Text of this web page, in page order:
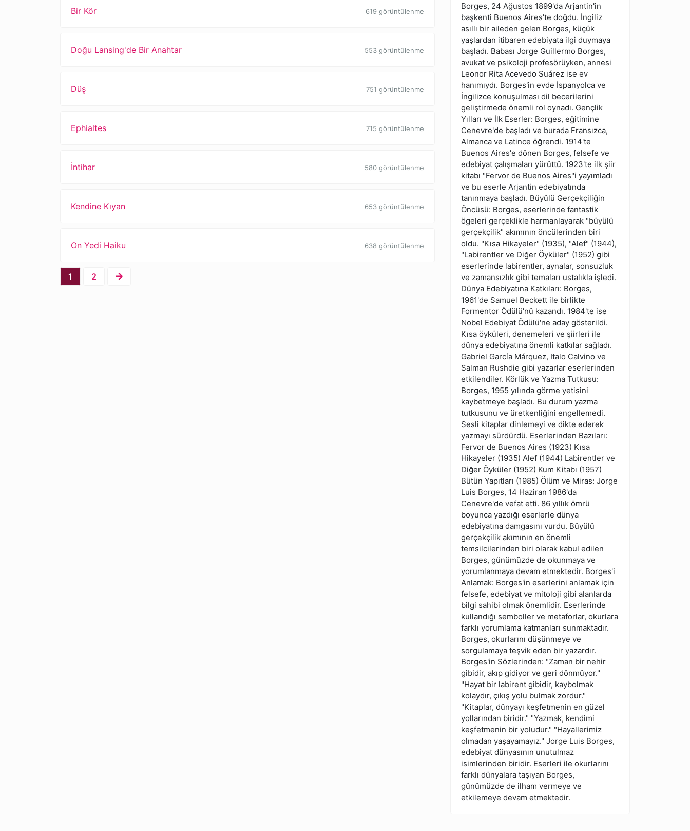
Bir Kör 619 görüntülenme
Doğu Lansing'de Bir Anahtar 553 görüntülenme
Düş 751 görüntülenme
Ephialtes 715 görüntülenme
İntihar 580 görüntülenme
Kendine Kıyan 653 görüntülenme
On Yedi Haiku 638 görüntülenme
1 2
Borges, 24 Ağustos 1899'da Arjantin'in
başkenti Buenos Aires'te doğdu. İngiliz
asıllı bir aileden gelen Borges, küçük
yaşlardan itibaren edebiyata ilgi duymaya
başladı. Babası Jorge Guillermo Borges,
avukat ve psikoloji profesörüyken, annesi
Leonor Rita Acevedo Suárez ise ev
hanımıydı. Borges'in evde İspanyolca ve
İngilizce konuşulması dil becerilerini
geliştirmede önemli rol oynadı. Gençlik
Yılları ve İlk Eserler: Borges, eğitimine
Cenevre'de başladı ve burada Fransızca,
Almanca ve Latince öğrendi. 1914'te
Buenos Aires'e dönen Borges, felsefe ve
edebiyat çalışmaları yürüttü. 1923'te ilk şiir
kitabı "Fervor de Buenos Aires"i yayımladı
ve bu eserle Arjantin edebiyatında
tanınmaya başladı. Büyülü Gerçekçiliğin
Öncüsü: Borges, eserlerinde fantastik
ögeleri gerçeklikle harmanlayarak "büyülü
gerçekçilik" akımının öncülerinden biri
oldu. "Kısa Hikayeler" (1935), "Alef" (1944),
"Labirentler ve Diğer Öyküler" (1952) gibi
eserlerinde labirentler, aynalar, sonsuzluk
ve zamansızlık gibi temaları ustalıkla işledi.
Dünya Edebiyatına Katkıları: Borges,
1961'de Samuel Beckett ile birlikte
Formentor Ödülü'nü kazandı. 1984'te ise
Nobel Edebiyat Ödülü'ne aday gösterildi.
Kısa öyküleri, denemeleri ve şiirleri ile
dünya edebiyatına önemli katkılar sağladı.
Gabriel García Márquez, Italo Calvino ve
Salman Rushdie gibi yazarlar eserlerinden
etkilendiler. Körlük ve Yazma Tutkusu:
Borges, 1955 yılında görme yetisini
kaybetmeye başladı. Bu durum yazma
tutkusunu ve üretkenliğini engellemedi.
Sesli kitaplar dinlemeyi ve dikte ederek
yazmayı sürdürdü. Eserlerinden Bazıları:
Fervor de Buenos Aires (1923) Kısa
Hikayeler (1935) Alef (1944) Labirentler ve
Diğer Öyküler (1952) Kum Kitabı (1957)
Bütün Yapıtları (1985) Ölüm ve Miras: Jorge
Luis Borges, 14 Haziran 1986'da
Cenevre'de vefat etti. 86 yıllık ömrü
boyunca yazdığı eserlerle dünya
edebiyatına damgasını vurdu. Büyülü
gerçekçilik akımının en önemli
temsilcilerinden biri olarak kabul edilen
Borges, günümüzde de okunmaya ve
yorumlanmaya devam etmektedir. Borges'i
Anlamak: Borges'in eserlerini anlamak için
felsefe, edebiyat ve mitoloji gibi alanlarda
bilgi sahibi olmak önemlidir. Eserlerinde
kullandığı semboller ve metaforlar, okurlara
farklı yorumlama katmanları sunmaktadır.
Borges, okurlarını düşünmeye ve
sorgulamaya teşvik eden bir yazardır.
Borges'in Sözlerinden: "Zaman bir nehir
gibidir, akıp gidiyor ve geri dönmüyor."
"Hayat bir labirent gibidir, kaybolmak
kolaydır, çıkış yolu bulmak zordur."
"Kitaplar, dünyayı keşfetmenin en güzel
yollarından biridir." "Yazmak, kendimi
keşfetmenin bir yoludur." "Hayallerimiz
olmadan yaşayamayız." Jorge Luis Borges,
edebiyat dünyasının unutulmaz
isimlerinden biridir. Eserleri ile okurlarını
farklı dünyalara taşıyan Borges,
günümüzde de ilham vermeye ve
etkilemeye devam etmektedir.